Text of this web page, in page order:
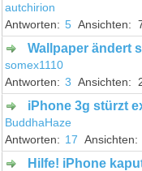
autchirion
5
Wallpaper ändert
somex1110
3
iPhone 3g stürzt
BuddhaHaze
17
Hilfe! iPhone